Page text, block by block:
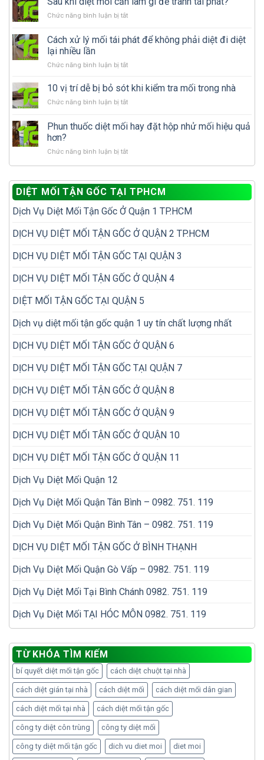
cánh
hiện
phải
đã
Chức năng bình luận bị tắtở
khi
diệt
cần
gì
tránh
phát?
Cách xử lý mối tái phát để không phải diệt đi diệt
lại nhiều lần
Chức năng bình luận bị tắtở
xử
mối
phát
phải
diệt
diệt
lại
lần
10 vị trí dễ bị bỏ sót khi kiểm tra mối trong nhà
Chức năng bình luận bị tắtở
vị
trí
bị
khi
kiểm
tra
mối
nhà
Phun thuốc diệt mối hay đặt hộp nhử mối hiệu quả
hơn?
Chức năng bình luận bị tắtở
diệt
mối
hay
đặt
nhử
hiệu
quả
hơn?
DIỆT MỐI TẬN GỐC TẠI TPHCM
Dịch Vụ Diệt Mối Tận Gốc Ở Quận 1 TP.HCM
DỊCH VỤ DIỆT MỐI TẬN GỐC Ở QUẬN 2 TP.HCM
DỊCH VỤ DIỆT MỐI TẬN GỐC TẠI QUẬN 3
DỊCH VỤ DIỆT MỐI TẬN GỐC Ở QUẬN 4
DIỆT MỐI TẬN GỐC TẠI QUẬN 5
Dịch vụ diệt mối tận gốc quận 1 uy tín chất lượng nhất
DỊCH VỤ DIỆT MỐI TẬN GỐC Ở QUẬN 6
DỊCH VỤ DIỆT MỐI TẬN GỐC TẠI QUẬN 7
DỊCH VỤ DIỆT MỐI TẬN GỐC Ở QUẬN 8
DỊCH VỤ DIỆT MỐI TẬN GỐC Ở QUẬN 9
DỊCH VỤ DIỆT MỐI TẬN GỐC Ở QUẬN 10
DỊCH VỤ DIỆT MỐI TẬN GỐC Ở QUẬN 11
Dịch Vụ Diệt Mối Quận 12
Dịch Vụ Diệt Mối Quận Tân Bình – 0982. 751. 119
Dịch Vụ Diệt Mối Quận Bình Tân – 0982. 751. 119
DỊCH VỤ DIỆT MỐI TẬN GỐC Ở BÌNH THẠNH
Dịch Vụ Diệt Mối Quận Gò Vấp – 0982. 751. 119
Dịch Vụ Diệt Mối Tại Bình Chánh 0982. 751. 119
Dịch Vụ Diệt Mối TẠI HÓC MÔN 0982. 751. 119
TỪ KHÓA TÌM KIẾM
bí quyết diệt mối tận gốc cách diệt chuột tại nhà
cách diệt gián tại nhà cách diệt mối cách diệt mối dân gian
cách diệt mối tại nhà cách diệt mối tận gốc
công ty diệt côn trùng công ty diệt mối
công ty diệt mối tận gốc dich vu diet moi diet moi